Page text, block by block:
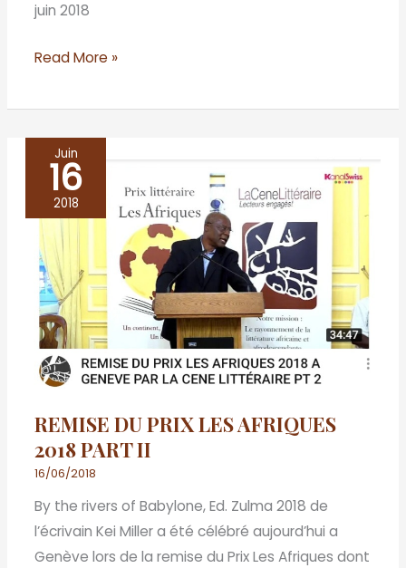
juin 2018
Read More »
Juin
16
2018
REMISE DU PRIX LES AFRIQUES
2018 PART II
16/06/2018
By the rivers of Babylone, Ed. Zulma 2018 de
l’écrivain Kei Miller a été célébré aujourd’hui a
Genève lors de la remise du Prix Les Afriques dont
REMISE
LES
AFRIQUES
2018
PART
II